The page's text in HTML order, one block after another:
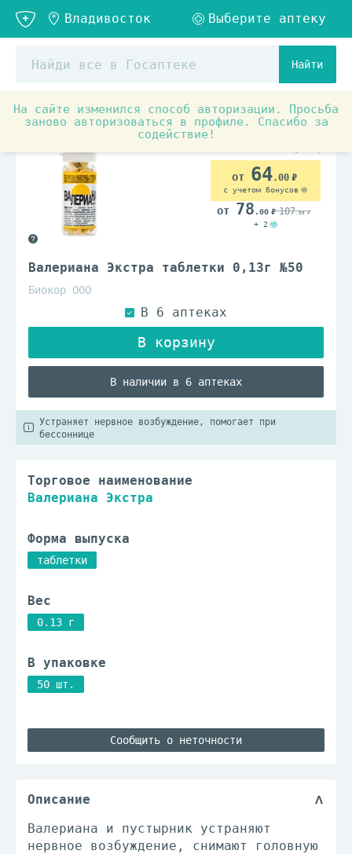
Найти
На сайте изменился способ авторизации. Просьба
заново авторизоваться в профиле. Спасибо за
содействие!
Аптечные товары Препараты при заболеваниях
Валериана Экстра таблетки 0,13г №50
Биокор ООО
В наличии в 6 аптеках
64.00
с учетом бонусов
78 .00 107.00
+ 2
Устраняет нервное возбуждение, помогает при
бессоннице
Торговое наименование
Валериана Экстра
Форма выпуска
таблетки
Вес
0.13 г
В упаковке
50 шт.
Сообщить о неточности
Описание
Валериана и пустырник устраняют
нервное возбуждение, снимают головную